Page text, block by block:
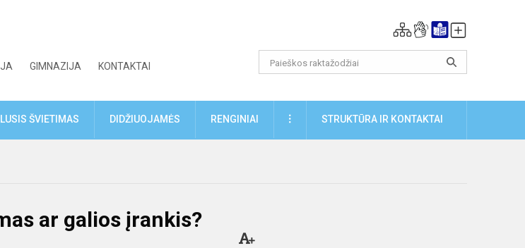
GIMNAZIJA KONTAKTAI
ŠVIETIMAS DIDŽIUOJAMĖS RENGINIAI DAUGIAUSTRUKTŪRA IR KONTAKTAI
ar galios įrankis?